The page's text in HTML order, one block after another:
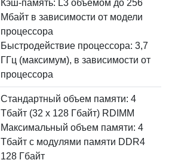
Кэш-память: L3 объемом до 256
Мбайт в зависимости от модели
процессора
Быстродействие процессора: 3,7
ГГц (максимум), в зависимости от
процессора
Стандартный объем памяти: 4
Тбайт (32 x 128 Гбайт) RDIMM
Максимальный объем памяти: 4
Тбайт с модулями памяти DDR4
128 Гбайт